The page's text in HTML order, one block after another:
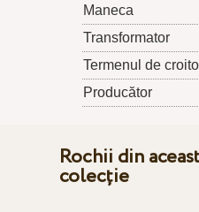
Maneca
Transformator
Termenul de
Producător
Rochii din
colecție